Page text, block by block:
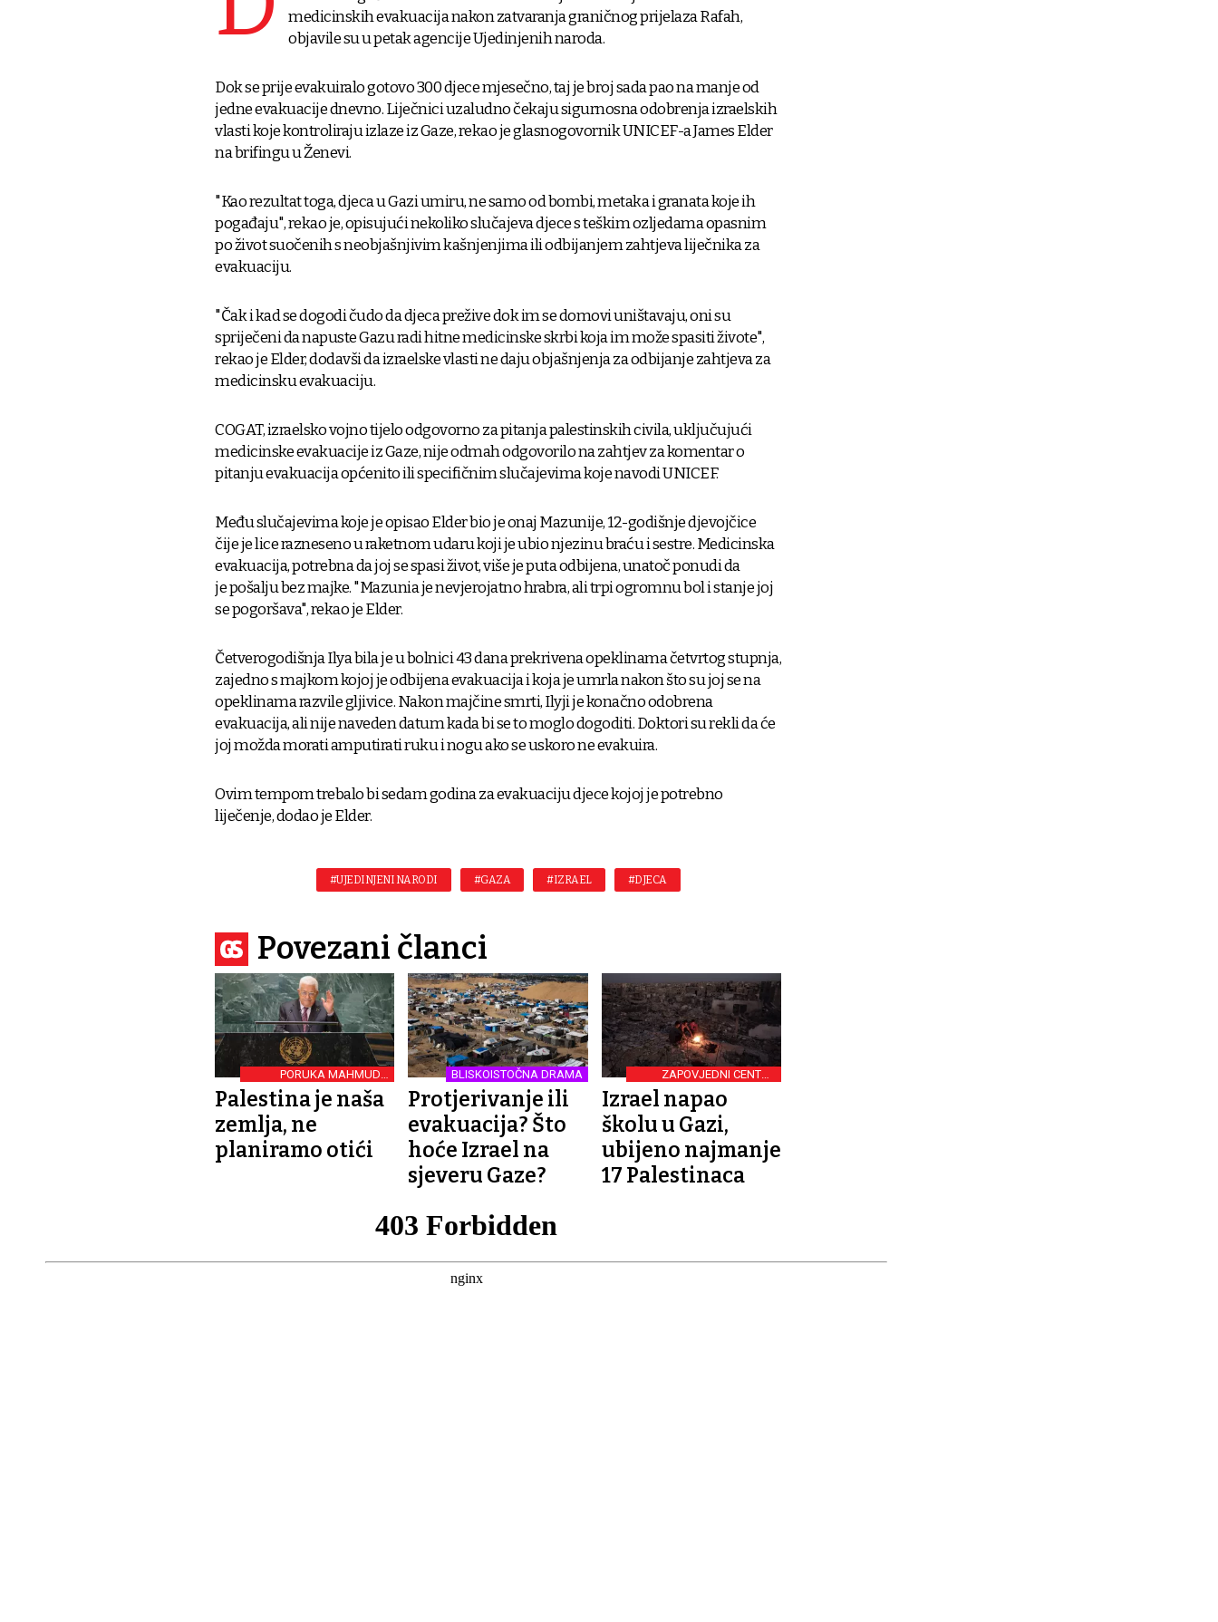
medicinskih evakuacija nakon zatvaranja graničnog prijelaza Rafah,
objavile su u petak agencije Ujedinjenih naroda.
Dok se prije evakuiralo gotovo 300 djece mjesečno, taj je broj sada pao na manje od
jedne evakuacije dnevno. Liječnici uzaludno čekaju sigurnosna odobrenja izraelskih
vlasti koje kontroliraju izlaze iz Gaze, rekao je glasnogovornik UNICEF-a James Elder
na brifingu u Ženevi.
"Kao rezultat toga, djeca u Gazi umiru, ne samo od bombi, metaka i granata koje ih
pogađaju", rekao je, opisujući nekoliko slučajeva djece s teškim ozljedama opasnim
po život suočenih s neobjašnjivim kašnjenjima ili odbijanjem zahtjeva liječnika za
evakuaciju.
"Čak i kad se dogodi čudo da djeca prežive dok im se domovi uništavaju, ​​oni su
spriječeni da napuste Gazu radi hitne medicinske skrbi koja im može spasiti živote",
rekao je Elder, dodavši da izraelske vlasti ne daju objašnjenja za odbijanje zahtjeva za
medicinsku evakuaciju.
COGAT, izraelsko vojno tijelo odgovorno za pitanja palestinskih civila, uključujući
medicinske evakuacije iz Gaze, nije odmah odgovorilo na zahtjev za komentar o
pitanju evakuacija općenito ili specifičnim slučajevima koje navodi UNICEF.
Među slučajevima koje je opisao Elder bio je onaj Mazunije, 12-godišnje djevojčice
čije je lice razneseno u raketnom udaru koji je ubio njezinu braću i sestre. Medicinska
evakuacija, potrebna da joj se spasi život, više je puta odbijena, unatoč ponudi da
je pošalju bez majke. "Mazunia je nevjerojatno hrabra, ali trpi ogromnu bol i stanje joj
se pogoršava", rekao je Elder.
Četverogodišnja Ilya bila je u bolnici 43 dana prekrivena opeklinama četvrtog stupnja,
zajedno s majkom kojoj je odbijena evakuacija i koja je umrla nakon što su joj se na
opeklinama razvile gljivice. Nakon majčine smrti, Ilyji je konačno odobrena
evakuacija, ali nije naveden datum kada bi se to moglo dogoditi. Doktori su rekli da će
joj možda morati amputirati ruku i nogu ako se uskoro ne evakuira.
Ovim tempom trebalo bi sedam godina za evakuaciju djece kojoj je potrebno
liječenje, dodao je Elder.
#UJEDINJENI NARODI #GAZA #IZRAEL #DJECA
Povezani članci
PORUKA MAHMUDA
ABASA
Palestina je naša
zemlja, ne
planiramo otići
BLISKOISTOČNA DRAMA
Protjerivanje ili
evakuacija? Što
hoće Izrael na
sjeveru Gaze?
ZAPOVJEDNI CENTAR
HAMASA
Izrael napao
školu u Gazi,
ubijeno najmanje
17 Palestinaca